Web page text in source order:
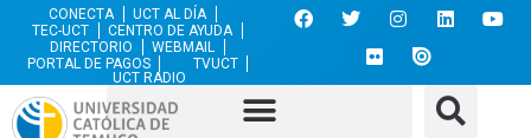
CONECTA
UCT AL DÍA
TEC-UCT
CENTRO DE AYUDA
DIRECTORIO
WEBMAIL
PORTAL DE PAGOS
TVUCT
UCT RADIO